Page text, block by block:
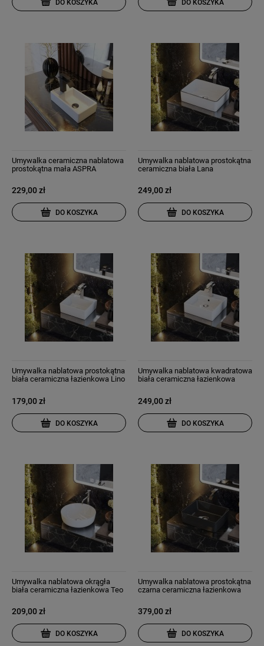
DO KOSZYKA DO KOSZYKA
Umywalka ceramiczna nablatowa
prostokątna mała ASPRA
229,00 zł
DO KOSZYKA
Umywalka nablatowa prostokątna
ceramiczna biała Lana
249,00 zł
DO KOSZYKA
Umywalka nablatowa prostokątna
biała ceramiczna łazienkowa Lino
179,00 zł
DO KOSZYKA
Umywalka nablatowa kwadratowa
biała ceramiczna łazienkowa
249,00 zł
DO KOSZYKA
Umywalka nablatowa okrągła
biała ceramiczna łazienkowa Teo
209,00 zł
DO KOSZYKA
Umywalka nablatowa prostokątna
czarna ceramiczna łazienkowa
379,00 zł
DO KOSZYKA